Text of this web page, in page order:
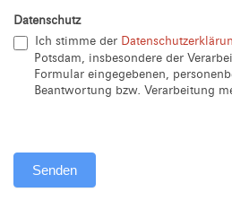
Datenschutz
Ich stimme der
Potsdam, insbesondere der
Formular eingegebenen,
Beantwortung bzw. Verarbeitung
Senden